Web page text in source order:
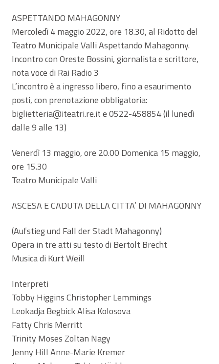
ASPETTANDO MAHAGONNY
Mercoledì 4 maggio 2022, ore 18.30, al Ridotto del
Teatro Municipale Valli Aspettando Mahagonny.
Incontro con Oreste Bossini, giornalista e scrittore,
nota voce di Rai Radio 3
L’incontro è a ingresso libero, fino a esaurimento
posti, con prenotazione obbligatoria:
biglietteria@iteatri.re.it e 0522-458854 (il lunedì
dalle 9 alle 13)
Venerdì 13 maggio, ore 20.00 Domenica 15 maggio,
ore 15.30
Teatro Municipale Valli
ASCESA E CADUTA DELLA CITTA’ DI MAHAGONNY
(Aufstieg und Fall der Stadt Mahagonny)
Opera in tre atti su testo di Bertolt Brecht
Musica di Kurt Weill
Interpreti
Tobby Higgins Christopher Lemmings
Leokadja Begbick Alisa Kolosova
Fatty Chris Merritt
Trinity Moses Zoltan Nagy
Jenny Hill Anne-Marie Kremer